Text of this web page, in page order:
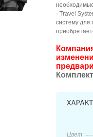
- Travel
систему для
Цвет